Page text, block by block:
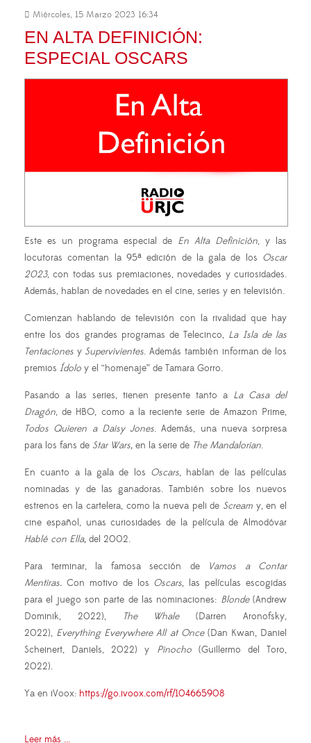
Miércoles, 15 Marzo 2023 16:34
EN ALTA DEFINICIÓN:
ESPECIAL OSCARS
Este es un programa especial de En Alta Definición, y las
locutoras comentan la 95ª edición de la gala de los Oscar
2023, con todas sus premiaciones, novedades y curiosidades.
Además, hablan de novedades en el cine, series y en televisión.
Comienzan hablando de televisión con la rivalidad que hay
entre los dos grandes programas de Telecinco, La Isla de las
Tentaciones y Supervivientes. Además también informan de los
premios Ídolo y el “homenaje” de Tamara Gorro.
Pasando a las series, tienen presente tanto a La Casa del
Dragón, de HBO, como a la reciente serie de Amazon Prime,
Todos Quieren a Daisy Jones. Además, una nueva sorpresa
para los fans de Star Wars, en la serie de The Mandalorian.
En cuanto a la gala de los Oscars, hablan de las películas
nominadas y de las ganadoras. También sobre los nuevos
estrenos en la cartelera, como la nueva peli de Scream y, en el
cine español, unas curiosidades de la película de Almodóvar
Hablé con Ella, del 2002.
Para terminar, la famosa sección de
Vamos a Contar
Mentiras. Con motivo de los Oscars, las películas escogidas
para el juego son parte de las nominaciones: Blonde(Andrew
Dominik, 2022),
The Whale(Darren Aronofsky,
2022), Everything Everywhere All at Once(Dan Kwan, Daniel
Scheinert, Daniels, 2022) y Pinocho(Guillermo del Toro,
2022).
Ya en iVoox: https://go.ivoox.com/rf/104665908
Leer más ...